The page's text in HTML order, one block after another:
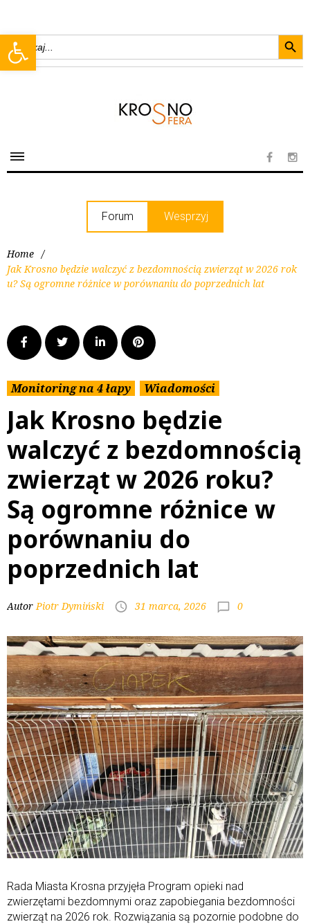
Open toolbar
Search
for:
Forum Wesprzyj
Home /
Jak Krosno będzie walczyć z bezdomnością zwierząt w 2026 rok
u? Są ogromne różnice w porównaniu do poprzednich lat
Monitoring na 4 łapy Wiadomości
Jak Krosno będzie
walczyć z bezdomnością
zwierząt w 2026 roku?
Są ogromne różnice w
porównaniu do
poprzednich lat
AutorPiotr Dymiński 31 marca, 2026 0
Rada Miasta Krosna przyjęła Program opieki nad
zwierzętami bezdomnymi oraz zapobiegania bezdomności
zwierząt na 2026 rok. Rozwiązania są pozornie podobne do